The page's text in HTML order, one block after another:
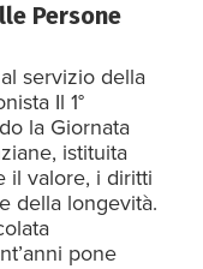
Persone
servizio della
Il 1°
la Giornata
istituita
il valore, i diritti
della longevità.
pone